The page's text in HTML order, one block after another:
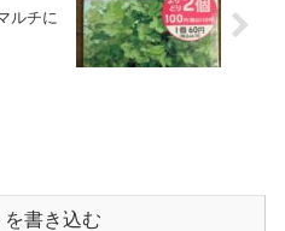
ルチに
を書き込む